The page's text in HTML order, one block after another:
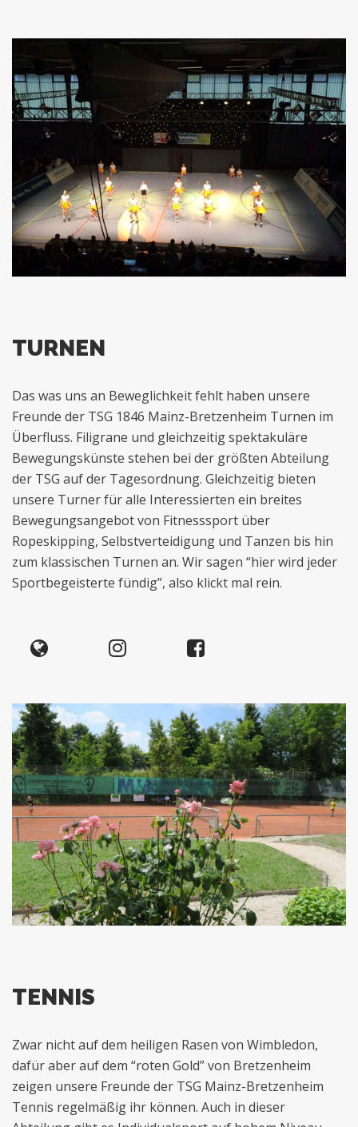
TURNEN
Das was uns an Beweglichkeit fehlt haben unsere
Freunde der TSG 1846 Mainz-Bretzenheim Turnen im
Überfluss. Filigrane und gleichzeitig spektakuläre
Bewegungskünste stehen bei der größten Abteilung
der TSG auf der Tagesordnung. Gleichzeitig bieten
unsere Turner für alle Interessierten ein breites
Bewegungsangebot von Fitnesssport über
Ropeskipping, Selbstverteidigung und Tanzen bis hin
zum klassischen Turnen an. Wir sagen “hier wird jeder
Sportbegeisterte fündig”, also klickt mal rein.
TENNIS
Zwar nicht auf dem heiligen Rasen von Wimbledon,
dafür aber auf dem “roten Gold” von Bretzenheim
zeigen unsere Freunde der TSG Mainz-Bretzenheim
Tennis regelmäßig ihr können. Auch in dieser